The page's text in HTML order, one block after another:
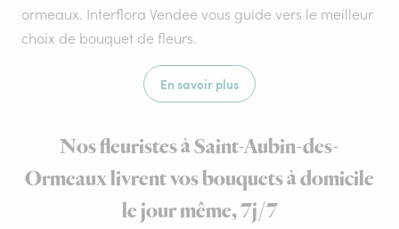
ormeaux. Interflora Vendee vous guide vers le meilleur
choix de bouquet de fleurs.
En savoir plus
Nos fleuristes à Saint-Aubin-des-
Ormeaux livrent vos bouquets à domicile
le jour même, 7j/7